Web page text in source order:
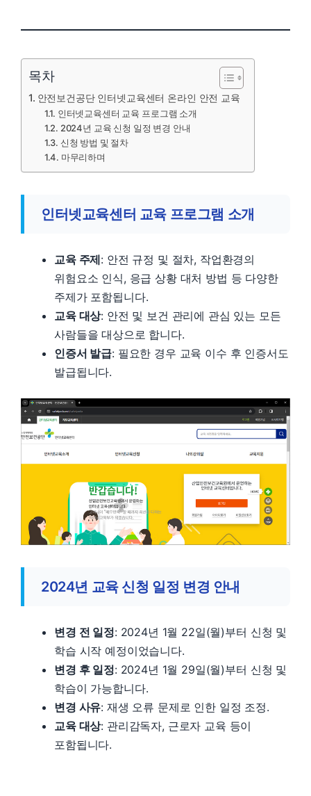
목차
안전보건공단 인터넷교육센터 온라인 안전 교육
인터넷교육센터 교육 프로그램 소개
2024년 교육 신청 일정 변경 안내
신청 방법 및 절차
마무리하며
인터넷교육센터 교육 프로그램 소개
교육 주제: 안전 규정 및 절차, 작업환경의
위험요소 인식, 응급 상황 대처 방법 등 다양한
주제가 포함됩니다.
교육 대상: 안전 및 보건 관리에 관심 있는 모든
사람들을 대상으로 합니다.
인증서 발급: 필요한 경우 교육 이수 후 인증서도
발급됩니다.
2024년 교육 신청 일정 변경 안내
변경 전 일정: 2024년 1월 22일(월)부터 신청 및
학습 시작 예정이었습니다.
변경 후 일정: 2024년 1월 29일(월)부터 신청 및
학습이 가능합니다.
변경 사유: 재생 오류 문제로 인한 일정 조정.
교육 대상: 관리감독자, 근로자 교육 등이
포함됩니다.